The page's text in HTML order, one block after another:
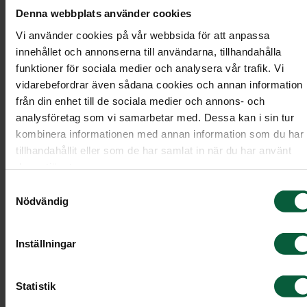
Denna webbplats använder cookies
Vi använder cookies på vår webbsida för att anpassa
innehållet och annonserna till användarna, tillhandahålla
funktioner för sociala medier och analysera vår trafik. Vi
vidarebefordrar även sådana cookies och annan information
från din enhet till de sociala medier och annons- och
analysföretag som vi samarbetar med. Dessa kan i sin tur
kombinera informationen med annan information som du har
tillhandahållit eller som de har samlat in när du har använt
Nödvändig
Inställningar
Statistik
Stenmodell GRF 205
Stående sten med vågformad ovansida.
Modell: Hög stående